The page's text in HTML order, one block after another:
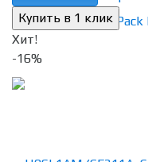
Хит!
-16%